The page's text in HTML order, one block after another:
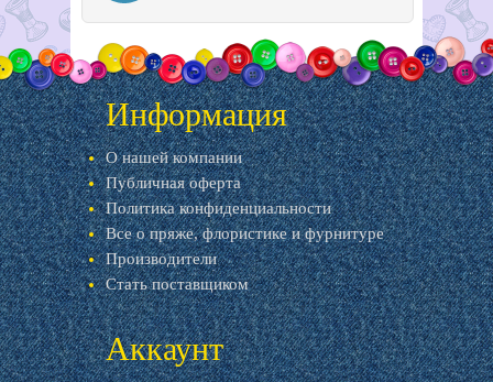
Информация
О нашей компании
Публичная оферта
Политика конфиденциальности
Все о пряже, флористике и фурнитуре
Производители
Стать поставщиком
Аккаунт